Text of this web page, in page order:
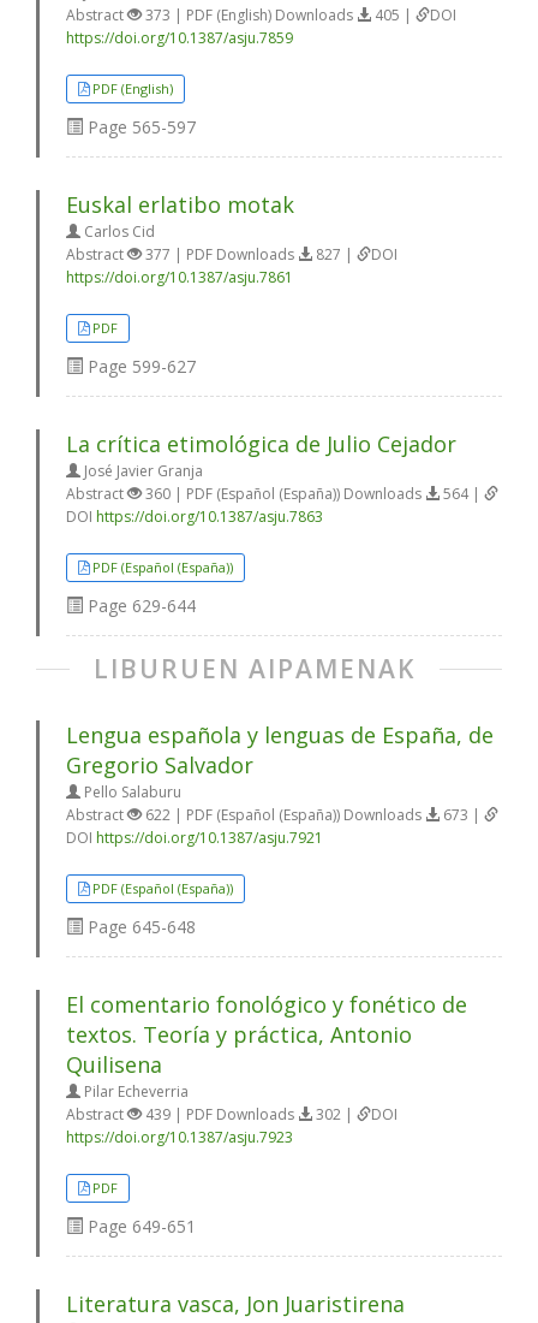
Abstract
373 | PDF (English) Downloads 405 |
DOI
https://doi.org/10.1387/asju.7859
PDF (English)
Page 565-597
Euskal erlatibo motak
Carlos Cid
Abstract
377 | PDF Downloads 827 |
DOI
https://doi.org/10.1387/asju.7861
PDF
Page 599-627
La crítica etimológica de Julio Cejador
José Javier Granja
Abstract
360 | PDF (Español (España)) Downloads
564 |
DOI https://doi.org/10.1387/asju.7863
PDF (Español (España))
Page 629-644
LIBURUEN AIPAMENAK
Lengua española y lenguas de España, de
Gregorio Salvador
Pello Salaburu
Abstract
622 | PDF (Español (España)) Downloads
673 |
DOI https://doi.org/10.1387/asju.7921
PDF (Español (España))
Page 645-648
El comentario fonológico y fonético de
textos. Teoría y práctica, Antonio
Quilisena
Pilar Echeverria
Abstract
439 | PDF Downloads 302 |
DOI
https://doi.org/10.1387/asju.7923
PDF
Page 649-651
Literatura vasca, Jon Juaristirena